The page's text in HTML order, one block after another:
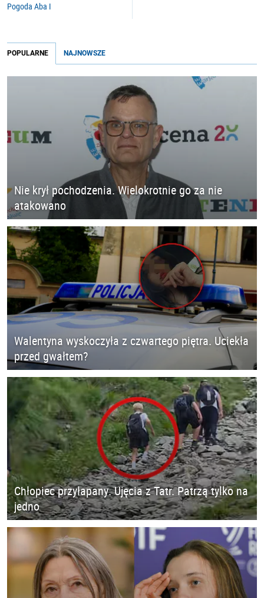
Pogoda Aba I
POPULARNE NAJNOWSZE
Nie krył pochodzenia. Wielokrotnie go za nie
atakowano
Walentyna wyskoczyła z czwartego piętra. Uciekła
przed gwałtem?
Chłopiec przyłapany. Ujęcia z Tatr. Patrzą tylko na
jedno